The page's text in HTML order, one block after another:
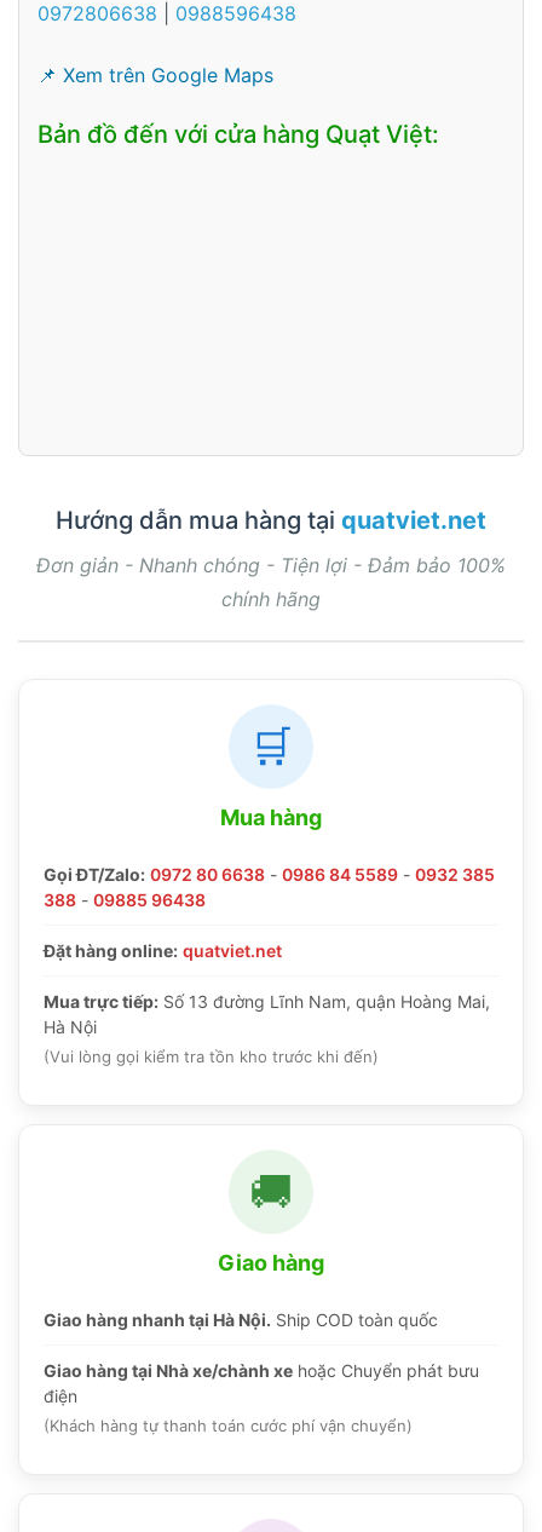
0972806638
0988596438
📌 Xem trên Google Maps
Bản đồ đến với cửa hàng Quạt Việt:
Hướng dẫn mua hàng tại quatviet.net
Đơn giản - Nhanh chóng - Tiện lợi - Đảm bảo 100%
chính hãng
🛒
Mua hàng
Gọi ĐT/Zalo: 0972 80 6638 - 0986 84 5589 - 0932 385
388 - 09885 96438
Đặt hàng online: quatviet.net
Mua trực tiếp: Số 13 đường Lĩnh Nam, quận Hoàng Mai,
Hà Nội
(Vui lòng gọi kiểm tra tồn kho trước khi đến)
🚚
Giao hàng
Giao hàng nhanh tại Hà Nội. Ship COD toàn quốc
Giao hàng tại Nhà xe/chành xe hoặc Chuyển phát bưu
điện
(Khách hàng tự thanh toán cước phí vận chuyển)